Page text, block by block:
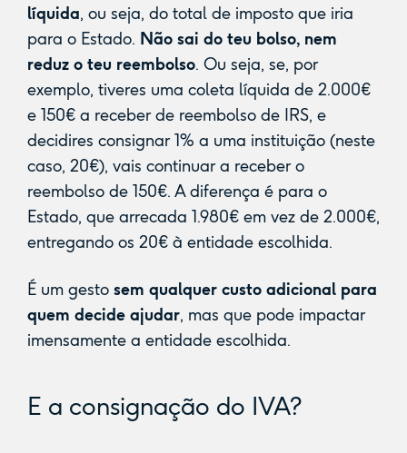
líquida, ou seja, do total de imposto que iria
para o Estado. Não sai do teu bolso, nem
reduz o teu reembolso. Ou seja, se, por
exemplo, tiveres uma coleta líquida de 2.000€
e 150€ a receber de reembolso de IRS, e
decidires consignar 1% a uma instituição (neste
caso, 20€), vais continuar a receber o
reembolso de 150€. A diferença é para o
Estado, que arrecada 1.980€ em vez de 2.000€,
entregando os 20€ à entidade escolhida.
‍É um gesto sem qualquer custo adicional para
quem decide ajudar, mas que pode impactar
imensamente a entidade escolhida.
E a consignação do IVA?